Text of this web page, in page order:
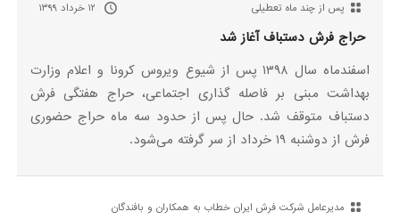
پس از چند ماه تعطیلی ۱۲ خرداد ۱۳۹۹
حراج فرش دستباف آغاز شد
اسفندماه سال ۱۳۹۸ پس از شیوع ویروس کرونا و اعلام وزارت
بهداشت مبنی بر فاصله گذاری اجتماعی، حراج هفتگی فرش
دستباف متوقف شد. حال پس از حدود سه ماه حراج حضوری
فرش از دوشنبه ۱۹ خرداد از سر گرفته می‌شود.
مدیرعامل شرکت فرش ایران خطاب به همکاران و بافندگان